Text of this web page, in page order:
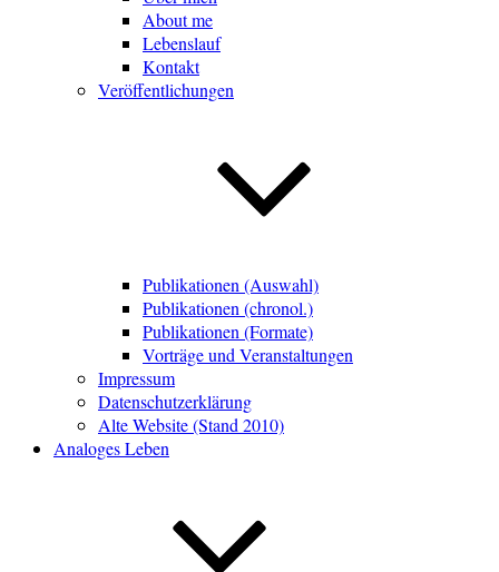
About me
Lebenslauf
Kontakt
Veröffentlichungen
Publikationen (Auswahl)
Publikationen (chronol.)
Publikationen (Formate)
Vorträge und Veranstaltungen
Impressum
Datenschutzerklärung
Alte Website (Stand 2010)
Analoges Leben